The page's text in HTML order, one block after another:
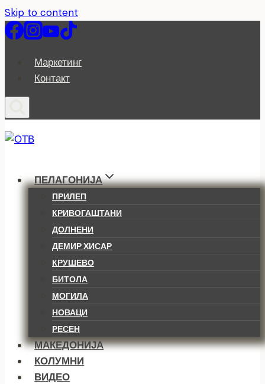
Skip to content
Маркетинг
Контакт
ПЕЛАГОНИЈА
ПРИЛЕП
КРИВОГАШТАНИ
ДОЛНЕНИ
ДЕМИР ХИСАР
КРУШЕВО
БИТОЛА
МОГИЛА
НОВАЦИ
РЕСЕН
МАКЕДОНИЈА
КОЛУМНИ
ВИДЕО